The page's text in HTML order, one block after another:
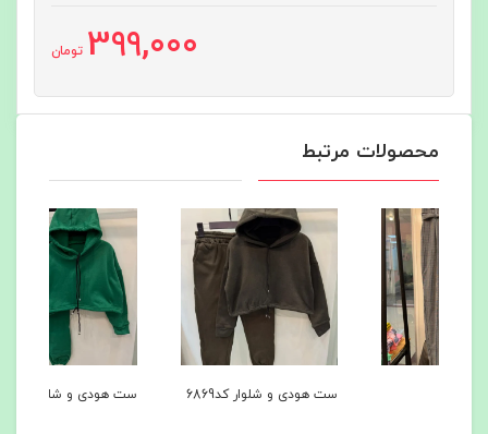
399,000 تومان
محصولات مرتبط
ست هودی و شلوار کد6869 ست هودی و شلوار کد6867